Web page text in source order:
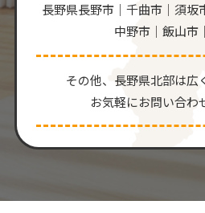
長野県長野市｜千曲市｜須坂
中野市｜飯山市
その他、⻑野県北部は広
お気軽にお問い合わ